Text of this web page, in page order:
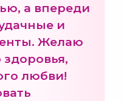
а впереди
и
Желаю
здоровья,
любви!